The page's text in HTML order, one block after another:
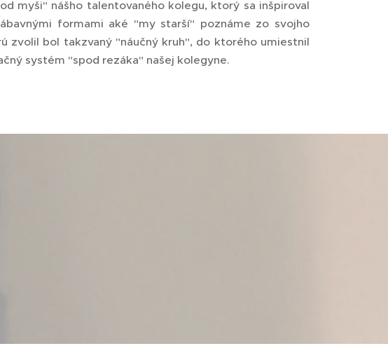
myši" nášho talentovaného kolegu, ktorý sa inšpiroval
formami aké "my starší" poznáme zo svojho
zvolil bol takzvaný "náučný kruh", do ktorého umiestnil
systém "spod rezáka" našej kolegyne.